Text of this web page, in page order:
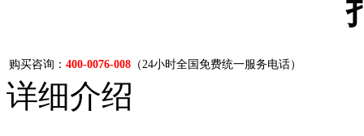
购买咨询： 400-0076-008 （24小时全国免费统一服务电话）
详细介绍